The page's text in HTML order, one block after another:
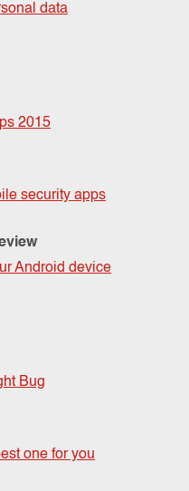
data
2015
security apps
Android device
Bug
one for you